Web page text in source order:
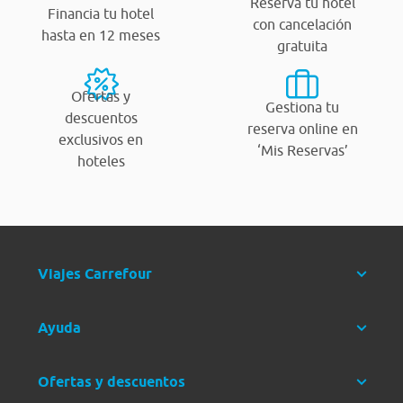
Financia tu hotel
hasta en 12 meses
con cancelación
gratuita
Ofertas y
descuentos
exclusivos en
hoteles
Gestiona tu
reserva online en
‘Mis Reservas’
Viajes Carrefour
Ayuda
Ofertas y descuentos